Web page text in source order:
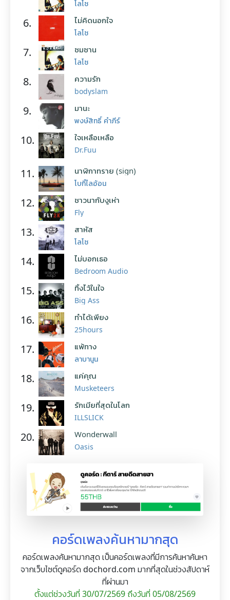
โลโซ
6. ไม่คิดนอกใจ
โลโซ
7. ซมซาน
โลโซ
8. ความรัก
bodyslam
9. มานะ
พงษ์สิทธิ์ คำภีร์
10. ใจเหลือเหลือ
Dr.Fuu
11. นาฬิกาทราย (sign)
โบกี้ไลอ้อน
12. ชาวนากับงูเห่า
Fly
13. สาหัส
โลโซ
14. ไม่บอกเธอ
Bedroom Audio
15. ทิ้งไว้ในใจ
Big Ass
16. ทำได้เพียง
25hours
17. แพ้ทาง
ลาบานูน
18. แค่คุณ
Musketeers
19. รักเมียที่สุดในโลก
ILLSLICK
20. Wonderwall
Oasis
คอร์ดเพลงค้นหามากสุด
คอร์ดเพลงค้นหามากสุด เป็นคอร์ดเพลงที่มีการค้นหาค้นหา
จากเว็บไซต์ดูคอร์ด dochord.com มากที่สุดในช่วงสัปดาห์
ที่ผ่านมา
ตั้งแต่ช่วงวันที่ 30/07/2569 ถึงวันที่ 05/08/2569